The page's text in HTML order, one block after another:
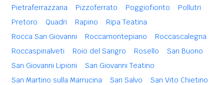
Pietraferrazzana
Pizzoferrato Poggiofiorito
Pollutri
Pretoro
Quadri Rapino
Ripa Teatina
Rocca San Giovanni
Roccamontepiano
Roccascalegna
Roccaspinalveti
Roio del Sangro Rosello
San Buono
San Giovanni Lipioni
San Giovanni Teatino
San Martino sulla Marrucina
San Salvo
San Vito Chietino